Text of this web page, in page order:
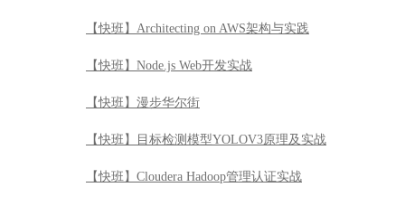
【快班】Architecting on AWS架构与实践
【快班】Node.js Web开发实战
【快班】漫步华尔街
【快班】目标检测模型YOLOV3原理及实战
【快班】Cloudera Hadoop管理认证实战